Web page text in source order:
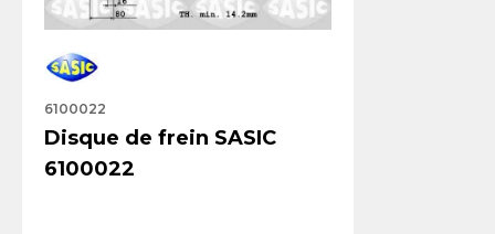
6100022
Disque de frein SASIC
6100022